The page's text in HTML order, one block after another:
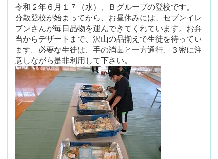
令和２年６月１７（水） 、Ｂグループの登校です。
分散登校が始まってから、お昼休みには、セブンイレ
ブンさんが毎日品物を運んできてくれています。お弁
当からデザートまで、沢山の品揃えで生徒を待ってい
ます。必要な生徒は、手の消毒と一方通行、３密に注
意しながら是非利用して下さい。